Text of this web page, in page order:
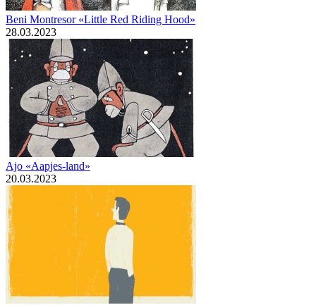
Beni Montresor «Little Red Riding Hood»
28.03.2023
Ajo «Aapjes-land»
20.03.2023